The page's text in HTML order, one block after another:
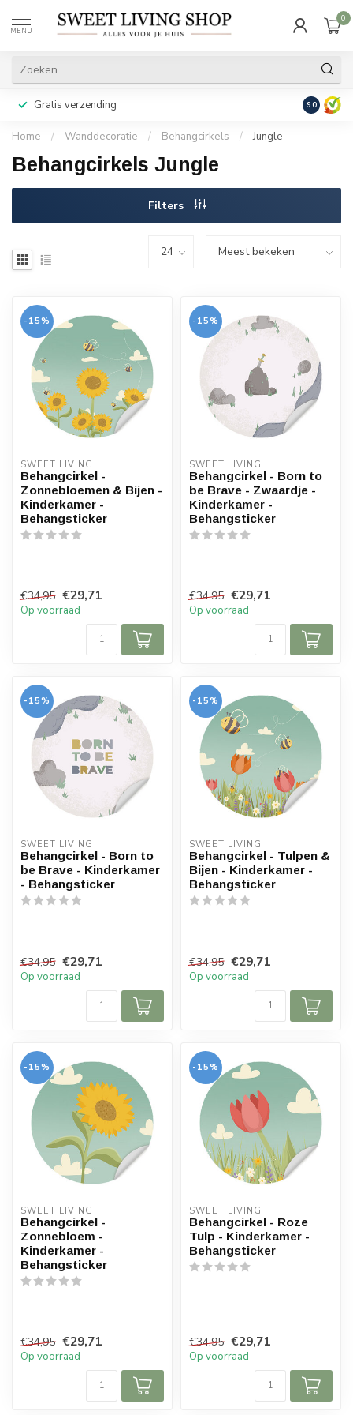
MENU
0
Gratis verzending Achteraf
9.0
Home / Wanddecoratie / Behangcirkels / Jungle
Behangcirkels Jungle
Filters
-15%
SWEET LIVING
Behangcirkel -
Zonnebloemen & Bijen -
Kinderkamer -
Behangsticker
€34,95 €29,71
Op voorraad
-15%
SWEET LIVING
Behangcirkel - Born to
be Brave - Zwaardje -
Kinderkamer -
Behangsticker
€34,95 €29,71
Op voorraad
-15%
SWEET LIVING
Behangcirkel - Born to
be Brave - Kinderkamer
- Behangsticker
€34,95 €29,71
Op voorraad
-15%
SWEET LIVING
Behangcirkel - Tulpen &
Bijen - Kinderkamer -
Behangsticker
€34,95 €29,71
Op voorraad
-15%
SWEET LIVING
Behangcirkel -
Zonnebloem -
Kinderkamer -
Behangsticker
€34,95 €29,71
Op voorraad
-15%
SWEET LIVING
Behangcirkel - Roze
Tulp - Kinderkamer -
Behangsticker
€34,95 €29,71
Op voorraad